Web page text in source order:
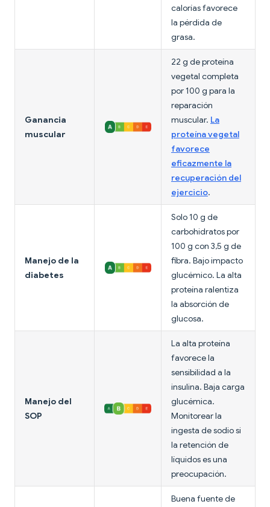
calorías favorece
la pérdida de
grasa.
Ganancia
muscular
22 g de proteína
vegetal completa
por 100 g para la
reparación
muscular. La
proteína vegetal
favorece
eficazmente la
recuperación del
ejercicio.
Manejo de la
diabetes
Solo 10 g de
carbohidratos por
100 g con 3,5 g de
fibra. Bajo impacto
glucémico. La alta
proteína ralentiza
la absorción de
glucosa.
Manejo del
SOP
La alta proteína
favorece la
sensibilidad a la
insulina. Baja carga
glucémica.
Monitorear la
ingesta de sodio si
la retención de
líquidos es una
preocupación.
Buena fuente de